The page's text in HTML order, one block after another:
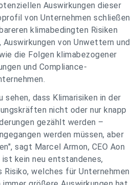
Auswirkungen dieser
von Unternehmen schließen
klimabedingten Risiken
von Unwettern und
die Folgen klimabezogener
und Compliance-
sehen, dass Klimarisiken in der
nicht oder nur knapp
gezählt werden –
werden müssen, aber
", sagt Marcel Armon, CEO Aon
ist kein neu entstandenes,
Risiko, welches für Unternehmen